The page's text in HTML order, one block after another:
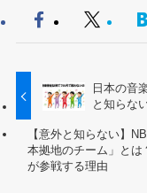
日本の音
と知らな
【意外と知らない】
本拠地のチーム」と
が参戦する理由